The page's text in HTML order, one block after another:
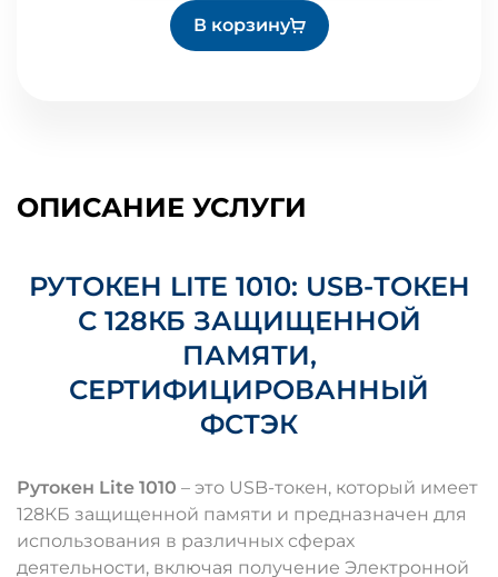
В корзину
ОПИСАНИЕ УСЛУГИ
РУТОКЕН LITE 1010: USB-ТОКЕН
С 128КБ ЗАЩИЩЕННОЙ
ПАМЯТИ,
СЕРТИФИЦИРОВАННЫЙ
ФСТЭК
Рутокен Lite 1010 – это USB-токен, который имеет
128КБ защищенной памяти и предназначен для
использования в различных сферах
деятельности, включая получение Электронной